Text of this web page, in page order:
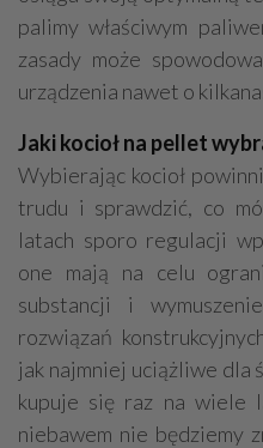
palimy właściwym
zasady może
urządzenia nawet o
Jaki kocioł na pellet
Wybierając kocioł
trudu i sprawdzić, co
latach sporo regulacji
one mają na celu
substancji i
rozwiązań
jak najmniej uciążliwe dla
kupuje się raz na wiele
niebawem nie będziemy